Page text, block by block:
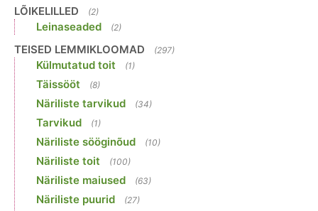
LÕIKELILLED (2)
Leinaseaded (2)
TEISED LEMMIKLOOMAD (297)
Külmutatud toit (1)
Täissööt (8)
Näriliste tarvikud (34)
Tarvikud (1)
Näriliste sööginõud (10)
Näriliste toit (100)
Näriliste maiused (63)
Näriliste puurid (27)